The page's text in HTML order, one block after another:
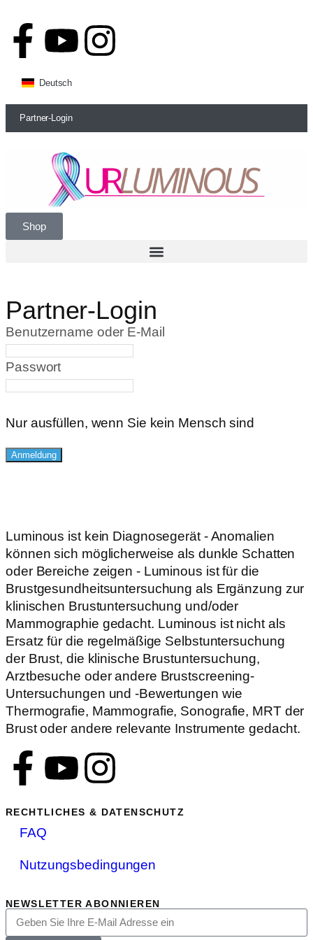
Deutsch
Partner-Login
Shop
Partner-Login
Benutzername oder E-Mail
Passwort
Nur ausfüllen, wenn Sie kein Mensch sind
Luminous ist kein Diagnosegerät - Anomalien
können sich möglicherweise als dunkle Schatten
oder Bereiche zeigen - Luminous ist für die
Brustgesundheitsuntersuchung als Ergänzung zur
klinischen Brustuntersuchung und/oder
Mammographie gedacht. Luminous ist nicht als
Ersatz für die regelmäßige Selbstuntersuchung
der Brust, die klinische Brustuntersuchung,
Arztbesuche oder andere Brustscreening-
Untersuchungen und -Bewertungen wie
Thermografie, Mammografie, Sonografie, MRT der
Brust oder andere relevante Instrumente gedacht.
RECHTLICHES & DATENSCHUTZ
FAQ
Nutzungsbedingungen
NEWSLETTER ABONNIEREN